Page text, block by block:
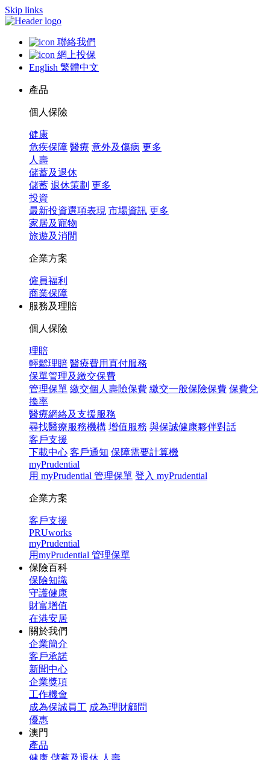
Skip links
聯絡我們
網上投保
English 繁體中文
產品
個人保險
健康
危疾保障 醫療 意外及傷病 更多
人壽
儲蓄及退休
儲蓄 退休策劃 更多
投資
最新投資選項表現 市場資訊 更多
家居及寵物
旅遊及消閒
企業方案
僱員福利
商業保障
服務及理賠
個人保險
理賠
輕鬆理賠 醫療費用直付服務
保單管理及繳交保費
管理保單 繳交個人壽險保費 繳交一般保險保費 保費兌
換率
醫療網絡及支援服務
尋找醫療服務機構 增值服務 與保誠健康夥伴對話
客戶支援
下載中心 客戶通知 保障需要計算機
myPrudential
用 myPrudential 管理保單 登入 myPrudential
企業方案
客戶支援
PRUworks
myPrudential
用myPrudential 管理保單
保險百科
保險知識
守護健康
財富增值
在港安居
關於我們
企業簡介
客戶承諾
新聞中心
企業獎項
工作機會
成為保誠員工 成為理財顧問
優惠
澳門
產品
健康 儲蓄及退休 人壽